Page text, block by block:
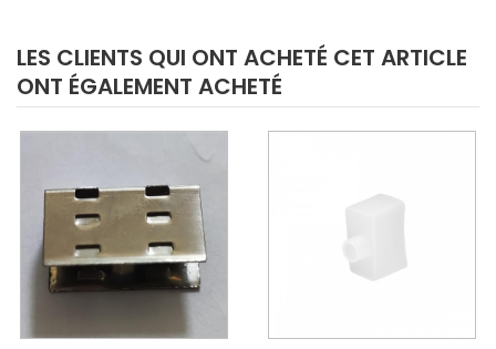
LES CLIENTS QUI ONT ACHETÉ CET ARTICLE
ONT ÉGALEMENT ACHETÉ